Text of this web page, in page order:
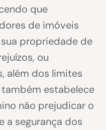
que
de imóveis
propriedade de
ou
além dos limites
estabelece
não prejudicar o
a segurança dos